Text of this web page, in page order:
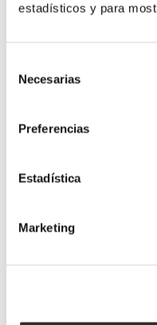
estadísticos y para
Necesarias
Preferencias
Estadística
Marketing
Facebook